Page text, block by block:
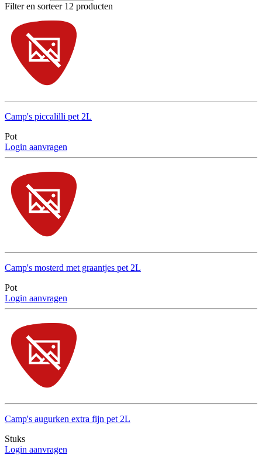
Filter en sorteer 12 producten
Camp's piccalilli pet 2L
Pot
Login aanvragen
Camp's mosterd met graantjes pet 2L
Pot
Login aanvragen
Camp's augurken extra fijn pet 2L
Stuks
Login aanvragen